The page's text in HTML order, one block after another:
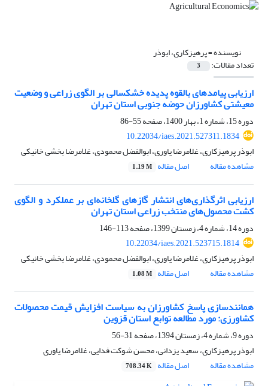
نویسنده =پرهیزکاری، ابوذر
تعداد مقالات: 3
ارزیابی پیامدهای بالقوه پدیده خشکسالی بر الگوی زراعی و وضعیت
معیشتی کشاورزان حوضه جنوبی استان تهران
دوره 15، شماره 1، بهار 1400، صفحه
55-86
10.22034/iaes.2021.527311.1834
ابوذر پرهیزکاری، غلامرضا یاوری، ابوالفضل محمودی، غلامرضا بخشی خانیکی
مشاهده مقاله
اصل مقاله 1.19 M
ارزیابی اثرگذاری‌های انتشار گازهای گلخانه‌ای بر عملکرد و الگوی
کشت محصول‌های منتخب زراعی استان تهران
دوره 14، شماره 4، زمستان 1399، صفحه
113-146
10.22034/iaes.2021.523715.1814
ابوذر پرهیزکاری، غلامرضا یاوری، ابوالفضل محمودی، غلامرضا بخشی خانیکی
مشاهده مقاله
اصل مقاله 1.08 M
همانندسازی پاسخ کشاورزان به سیاست افزایش قیمت محصولات
کشاورزی: مورد مطالعه توابع استان قزوین
دوره 9، شماره 4، زمستان 1394، صفحه
31-56
ابوذر پرهیزکاری، سعید یزدانی، محسن شوکت فدایی، غلامرضا یاوری
مشاهده مقاله
اصل مقاله 708.34 K